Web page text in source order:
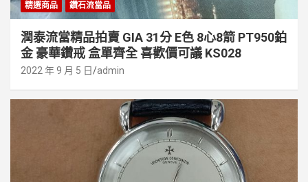
精選商品 鑽石流當品
潤泰流當精品拍賣 GIA 31分 E色 8心8箭 PT950鉑
金 豪華鑽戒 盒單齊全 喜歡價可議 KS028
2022 年 9 月 5 日 admin